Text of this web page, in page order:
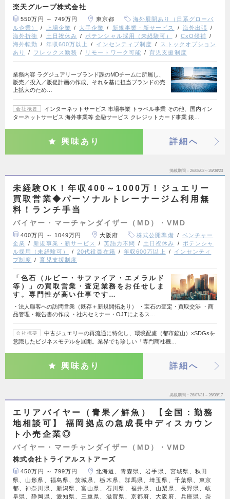
楽天グループ株式会社
550万円 ～ 749万円 東京都
海外展開あり（日系グローバ
ル企業）
上場企業 大手企業 新規事業・新サービス
海外出張
海外折衝
土日祝休み ポテンシャル採用（未経験可）
CxO候補
海外転勤
年収600万以上 インセンティブ制度
ストックオプション
あり
フレックス勤務 リモートワーク可能 育児支援制度
業務内容 ラグジュアリーブランド課のMDチームに所属し、
販売／投入／販促計画の作成、それを基に担当ブランドの売
上拡大のため…
会社概要
インターネットサービス 市場事業 トラベル事業 その他、国内イン
ターネットサービス 海外事業等 金融サービス クレジットカード事業 銀…
興味あり 詳細へ
掲載期間 26/08/02～26/08/23
未経験OK！年収400～1000万！ジュエリー
買取営業◆パーソナルトレーナージム利用無
料！ランチ手当
バイヤー・マーチャンダイザー（MD）・VMD
400万円 ～ 1049万円 大阪府 株式公開準備
ベンチャー
企業
新規事業・新サービス 英語力不問 土日祝休み
ポテンシャ
ル採用（未経験可）
20代役員在籍 年収600万以上
インセンティ
ブ制度
育児支援制度
「色石（ルビー・サファイア・エメラルド
等）」の買取営業・査定業務をお任せしま
す。専門性が高い仕事です…
・法人顧客への訪問営業（既存＋新規開拓あり） ・宝石の査定・買取交渉 ・商
品管理・報告書の作成 ・社内セミナー・OJTによるス…
会社概要
中古ジュエリーの再流通に特化し、環境配慮（都市鉱山）×SDGsを
意識したビジネスモデルを展開。業界でも珍しい「専門商社機…
興味あり 詳細へ
掲載期間 26/07/31～26/08/17
エリアバイヤー（青果／鮮魚） 【全国：勤務
地相談可】 福岡拠点の急成長中ディスカウン
ト小売企業◎
バイヤー・マーチャンダイザー（MD）・VMD
株式会社トライアルストアーズ
450万円 ～ 799万円
北海道、青森県、岩手県、宮城県、秋田
県、山形県、福島県、茨城県、栃木県、群馬県、埼玉県、千葉県、東京
都、神奈川県、新潟県、富山県、石川県、福井県、山梨県、長野県、岐
阜県、静岡県、愛知県、三重県、滋賀県、京都府、大阪府、兵庫県、奈